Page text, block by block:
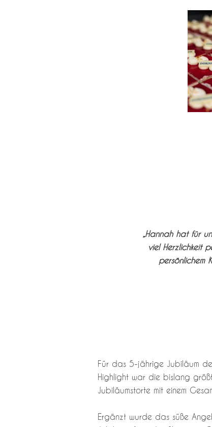
„Hannah hat für
viel Herzlichkeit
persönlichem
Für das 5-jährige Jubiläum
Highlight war die bislang
Jubiläumstorte mit einem
Ergänzt wurde das süße